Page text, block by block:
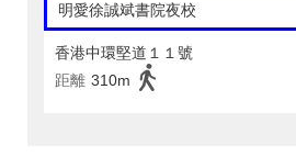
明愛徐誠斌書院夜校
香港中環堅道１１號
距離 310m